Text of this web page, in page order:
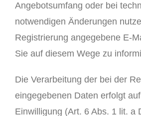
Angebotsumfang oder bei
notwendigen Änderungen
Registrierung angegebene E-
Sie auf diesem Wege zu
Die Verarbeitung der bei der
eingegebenen Daten erfolgt
Einwilligung (Art. 6 Abs. 1 lit. a